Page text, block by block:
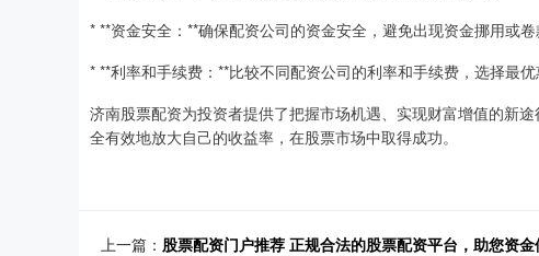
* **资金安全：**确保配资公司的资金安全，避免出现资金挪用或卷
* **利率和手续费：**比较不同配资公司的利率和手续费，选择最优
济南股票配资为投资者提供了把握市场机遇、实现财富增值的新
全有效地放大自己的收益率，在股票市场中取得成功。
上一篇： 股票配资门户推荐 正规合法的股票配资平台，助您资金